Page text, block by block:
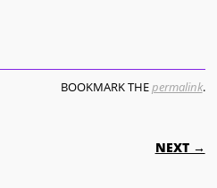
BOOKMARK THEpermalink.
NEXT →